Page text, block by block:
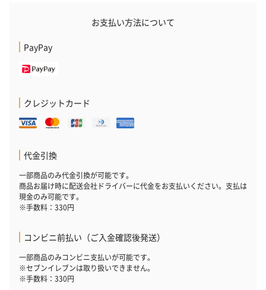
お支払い方法について
PayPay
クレジットカード
代金引換
一部商品のみ代金引換が可能です。
商品お届け時に配送会社ドライバーに代金をお支払いください。支払は
現金のみ可能です。
※手数料：330円
コンビニ前払い（ご入金確認後発送）
一部商品のみコンビニ支払いが可能です。
※セブンイレブンは取り扱いできません。
※手数料：330円